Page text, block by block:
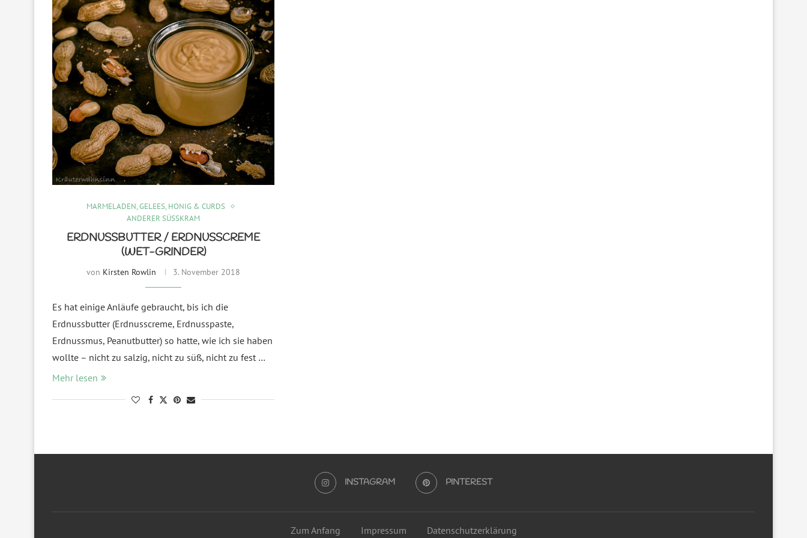
MARMELADEN, GELEES, HONIG & CURDS
ANDERER SÜSSKRAM
ERDNUSSBUTTER / ERDNUSSCREME
(WET-GRINDER)
von Kirsten Rowlin 3. November 2018
Es hat einige Anläufe gebraucht, bis ich die
Erdnussbutter (Erdnusscreme, Erdnusspaste,
Erdnussmus, Peanutbutter) so hatte, wie ich sie haben
wollte – nicht zu salzig, nicht zu süß, nicht zu fest …
Mehr lesen
INSTAGRAM PINTEREST
Zum Anfang Impressum Datenschutzerklärung